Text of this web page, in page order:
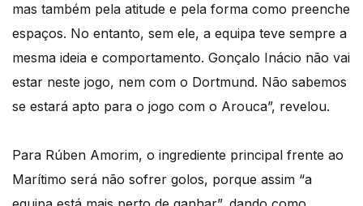
mas também pela atitude e pela forma como preenche
espaços. No entanto, sem ele, a equipa teve sempre a
mesma ideia e comportamento. Gonçalo Inácio não vai
estar neste jogo, nem com o Dortmund. Não sabemos
se estará apto para o jogo com o Arouca”, revelou.
Para Rúben Amorim, o ingrediente principal frente ao
Marítimo será não sofrer golos, porque assim “a